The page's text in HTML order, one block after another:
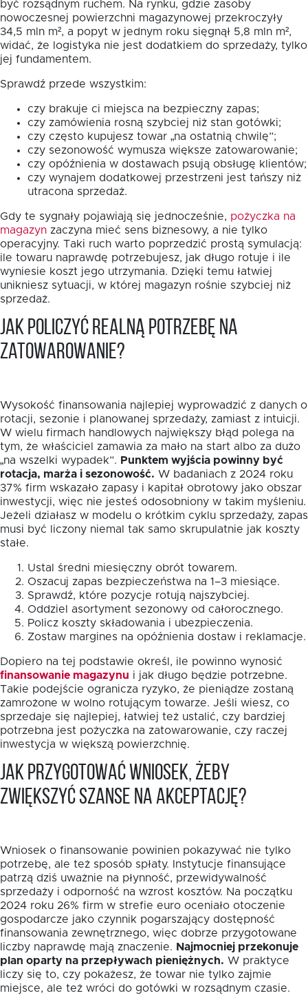
być rozsądnym ruchem. Na rynku, gdzie zasoby
nowoczesnej powierzchni magazynowej przekroczyły
34,5 mln m², a popyt w jednym roku sięgnął 5,8 mln m²,
widać, że logistyka nie jest dodatkiem do sprzedaży, tylko
jej fundamentem.
Sprawdź przede wszystkim:
czy brakuje ci miejsca na bezpieczny zapas;
czy zamówienia rosną szybciej niż stan gotówki;
czy często kupujesz towar „na ostatnią chwilę”;
czy sezonowość wymusza większe zatowarowanie;
czy opóźnienia w dostawach psują obsługę klientów;
czy wynajem dodatkowej przestrzeni jest tańszy niż
utracona sprzedaż.
Gdy te sygnały pojawiają się jednocześnie, pożyczka na
magazyn zaczyna mieć sens biznesowy, a nie tylko
operacyjny. Taki ruch warto poprzedzić prostą symulacją:
ile towaru naprawdę potrzebujesz, jak długo rotuje i ile
wyniesie koszt jego utrzymania. Dzięki temu łatwiej
unikniesz sytuacji, w której magazyn rośnie szybciej niż
sprzedaż.
Jak policzyć realną potrzebę na
zatowarowanie?
Wysokość finansowania najlepiej wyprowadzić z danych o
rotacji, sezonie i planowanej sprzedaży, zamiast z intuicji.
W wielu firmach handlowych największy błąd polega na
tym, że właściciel zamawia za mało na start albo za dużo
„na wszelki wypadek”. Punktem wyjścia powinny być
rotacja, marża i sezonowość. W badaniach z 2024 roku
37% firm wskazało zapasy i kapitał obrotowy jako obszar
inwestycji, więc nie jesteś odosobniony w takim myśleniu.
Jeżeli działasz w modelu o krótkim cyklu sprzedaży, zapas
musi być liczony niemal tak samo skrupulatnie jak koszty
stałe.
Ustal średni miesięczny obrót towarem.
Oszacuj zapas bezpieczeństwa na 1–3 miesiące.
Sprawdź, które pozycje rotują najszybciej.
Oddziel asortyment sezonowy od całorocznego.
Policz koszty składowania i ubezpieczenia.
Zostaw margines na opóźnienia dostaw i reklamacje.
Dopiero na tej podstawie określ, ile powinno wynosić
finansowanie magazynu i jak długo będzie potrzebne.
Takie podejście ogranicza ryzyko, że pieniądze zostaną
zamrożone w wolno rotującym towarze. Jeśli wiesz, co
sprzedaje się najlepiej, łatwiej też ustalić, czy bardziej
potrzebna jest pożyczka na zatowarowanie, czy raczej
inwestycja w większą powierzchnię.
Jak przygotować wniosek, żeby
zwiększyć szanse na akceptację?
Wniosek o finansowanie powinien pokazywać nie tylko
potrzebę, ale też sposób spłaty. Instytucje finansujące
patrzą dziś uważnie na płynność, przewidywalność
sprzedaży i odporność na wzrost kosztów. Na początku
2024 roku 26% firm w strefie euro oceniało otoczenie
gospodarcze jako czynnik pogarszający dostępność
finansowania zewnętrznego, więc dobrze przygotowane
liczby naprawdę mają znaczenie. Najmocniej przekonuje
plan oparty na przepływach pieniężnych. W praktyce
liczy się to, czy pokażesz, że towar nie tylko zajmie
miejsce, ale też wróci do gotówki w rozsądnym czasie.